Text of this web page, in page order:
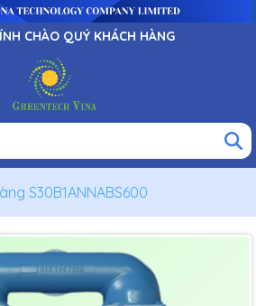
CHÀO QUÝ KHÁCH HÀNG
S30B1ANNABS600